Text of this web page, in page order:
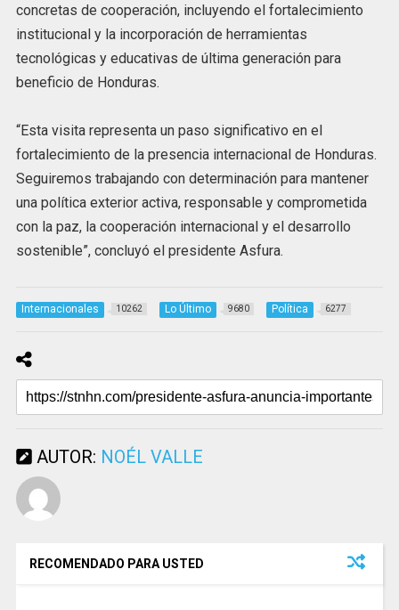
concretas de cooperación, incluyendo el fortalecimiento
institucional y la incorporación de herramientas
tecnológicas y educativas de última generación para
beneficio de Honduras.
“Esta visita representa un paso significativo en el
fortalecimiento de la presencia internacional de Honduras.
Seguiremos trabajando con determinación para mantener
una política exterior activa, responsable y comprometida
con la paz, la cooperación internacional y el desarrollo
sostenible”, concluyó el presidente Asfura.
Internacionales 10262 Lo Último 9680 Política 6277
AUTOR: NOÉL VALLE
RECOMENDADO PARA USTED